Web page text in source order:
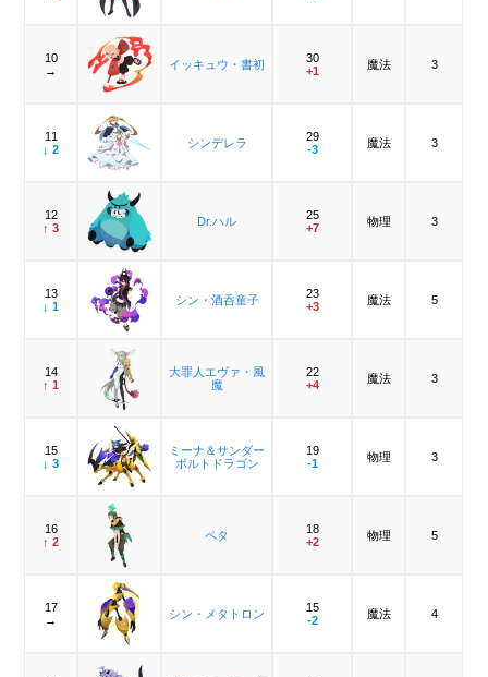
10
→
イッキュウ・書初
30
+1
魔法 3
11
↓ 2
シンデレラ
29
-3
魔法 3
12
↑ 3
Dr.ハル
25
+7
物理 3
13
↓ 1
シン・酒呑童子
23
+3
魔法 5
14
↑ 1
大罪人エヴァ・風
魔
22
+4
魔法 3
15
↓ 3
ミーナ＆サンダー
ボルトドラゴン
19
-1
物理 3
16
↑ 2
ペタ
18
+2
物理 5
17
→
シン・メタトロン
15
-2
魔法 4